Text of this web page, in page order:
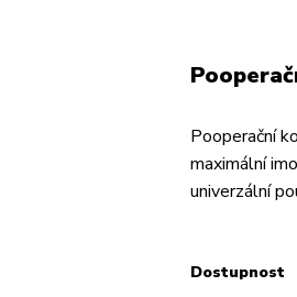
Pooperační
maximální
univerzální
Dostupnost